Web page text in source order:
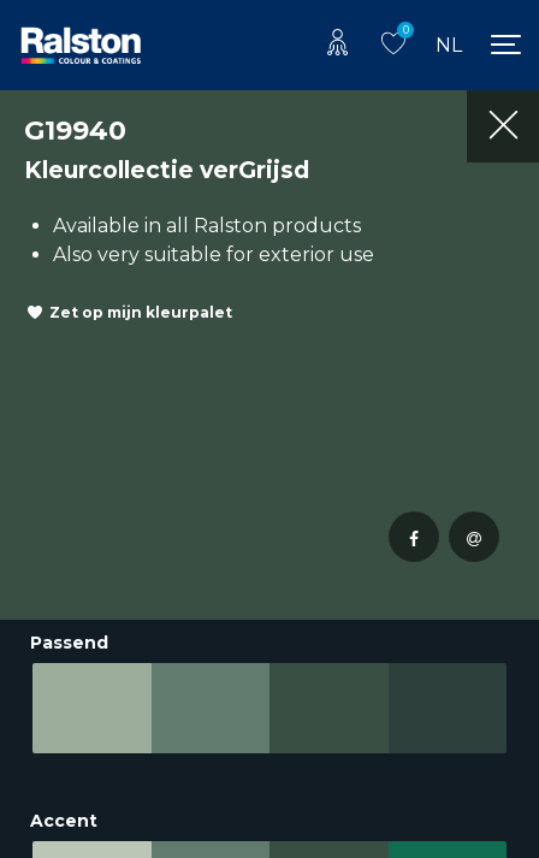
0
NL
G19940
Kleurcollectie verGrijsd
Available in all Ralston products
Also very suitable for exterior use
Zet op mijn kleurpalet
Passend
Accent